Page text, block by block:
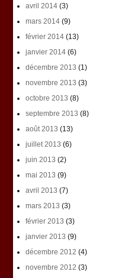
avril 2014(3)
mars 2014(9)
février 2014(13)
janvier 2014(6)
décembre 2013 (1)
novembre 2013 (3)
octobre 2013 (8)
septembre 2013 (8)
août 2013 (13)
juillet 2013 (6)
juin 2013 (2)
mai 2013 (9)
avril 2013 (7)
mars 2013 (3)
février 2013 (3)
janvier 2013 (9)
décembre 2012 (4)
novembre 2012 (3)